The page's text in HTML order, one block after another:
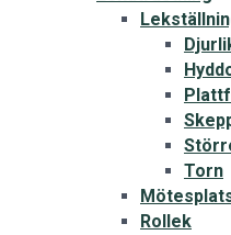
Torn
Rollek